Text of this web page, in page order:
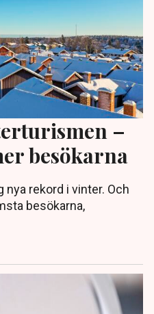
–
besökarna
rekord i vinter. Och
besökarna,